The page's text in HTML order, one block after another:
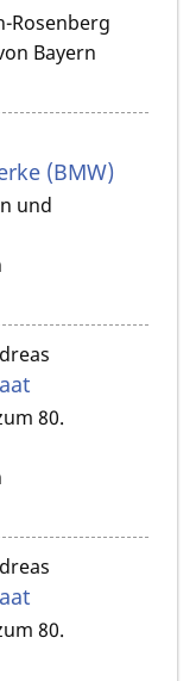
Rosenberg
Bayern
(BMW)
und
80.
80.